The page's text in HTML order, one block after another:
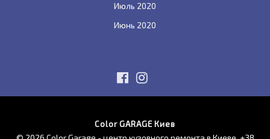
Июль 2020
Июнь 2020
Color GARAGE Киев